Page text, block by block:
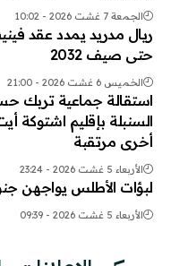
الجمعة 7 غشت 2026 - 10:02
ريال مدريد يمدد عقد
حتى صيف 2032
الخميس 6 غشت 2026 - 21:00
استقالة جماعية تربك
السنبلة بإقليم اشتوكة
أخرى مرتقبة
الأربعاء 5 غشت 2026 - 23:24
لبؤات الأطلس يواجهن
الأربعاء 5 غشت 2026 - 09:39